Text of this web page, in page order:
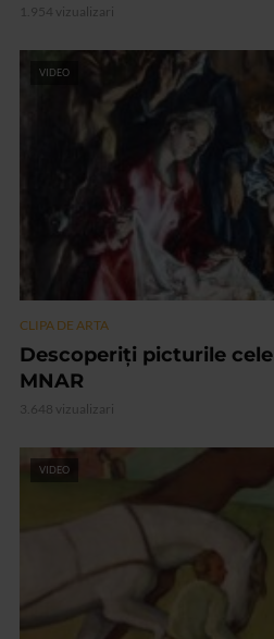
1.954 vizualizari
VIDEO
CLIPA DE ARTA
Descoperiți picturile
MNAR
3.648 vizualizari
VIDEO